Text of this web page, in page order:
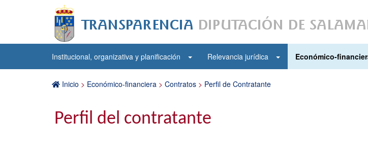
Institucional, organizativa y planificación Relevancia jurídica Económico-
Inicio > Económico-financiera > Contratos > Perfil de Contratante
Perfil del contratante